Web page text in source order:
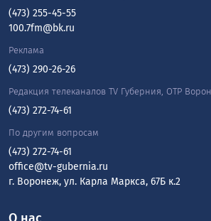
(473) 255-45-55
100.7fm@bk.ru
Реклама
(473) 290-26-26
Редакция телеканалов TV Губерния, ОТР
(473) 272-74-61
По другим вопросам
(473) 272-74-61
office@tv-gubernia.ru
г. Воронеж, ул. Карла Маркса, 67Б к.2